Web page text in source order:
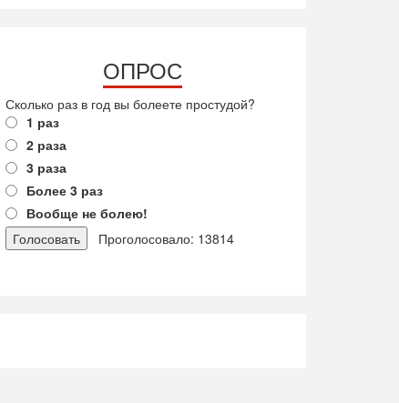
ОПРОС
Сколько раз в год вы болеете простудой?
1 раз
2 раза
3 раза
Более 3 раз
Вообще не болею!
Проголосовало: 13814